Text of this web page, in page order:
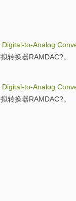
Digital-to-Analog
转换器RAMDAC?。
Digital-to-Analog
转换器RAMDAC?。